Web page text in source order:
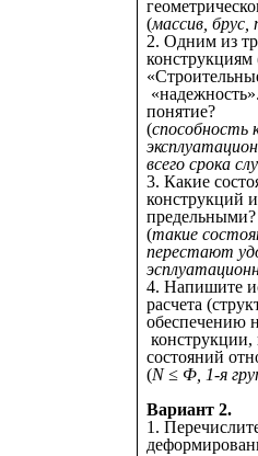
(массив, брус,
2. Одним из
конструкциям
понятие?
(способность
всего срока
3. Какие
конструкций
предельными?
(такие
перестают
4. Напишите
расчета
обеспечению
конструкции,
состояний
(N ≤ Ф, 1-я
Вариант 2.
1.